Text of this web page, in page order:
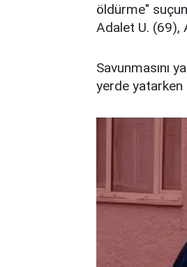
öldürme"
Adalet U. (69),
Savunmasını
yerde yatarken